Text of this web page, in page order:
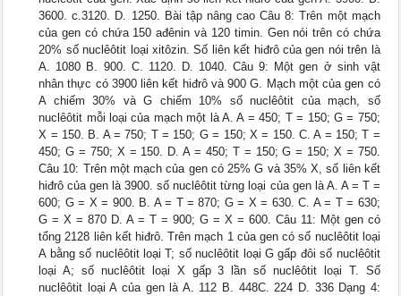
3600. c.3120. D. 1250. Bài tập nâng cao Câu 8: Trên một mạch
của gen có chứa 150 ađênin và 120 timin. Gen nói trên có chứa
20% số nuclêôtit loại xitôzin. Số liên kết hiđrô của gen nói trên là
A. 1080 B. 900. C. 1120. D. 1040. Câu 9: Một gen ở sinh vật
nhân thực có 3900 liên kết hiđrô và 900 G. Mạch một của gen có
A chiếm 30% và G chiếm 10% số nuclêôtit của mạch, số
nuclêôtit mỗi loại của mạch một là A. A = 450; T = 150; G = 750;
X = 150. B. A = 750; T = 150; G = 150; X = 150. C. A = 150; T =
450; G = 750; X = 150. D. A = 450; T = 150; G = 150; X = 750.
Câu 10: Trên một mạch của gen có 25% G và 35% X, số liên kết
hiđrô của gen là 3900. số nuclêôtit từng loại của gen là A. A = T =
600; G = X = 900. B. A = T = 870; G = X = 630. C. A = T = 630;
G = X = 870 D. A = T = 900; G = X = 600. Câu 11: Một gen có
tổng 2128 liên kết hiđrô. Trên mạch 1 của gen có số nuclêôtit loại
A bằng số nuclêôtit loại T; số nuclêôtit loại G gấp đôi số nuclêôtit
loại A; số nuclêôtit loại X gấp 3 lần số nuclêôtit loại T. Số
nuclêôtit loại A của gen là A. 112 B. 448C. 224 D. 336 Dạng 4: